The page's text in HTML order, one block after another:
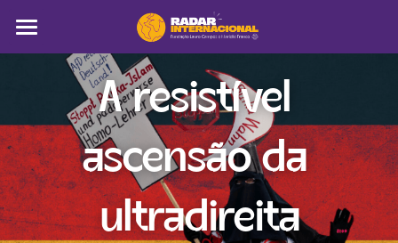
Sobre
Colunistas
América Latina
Notícias
Artigos
A resistível
ascensão da
ultradireita